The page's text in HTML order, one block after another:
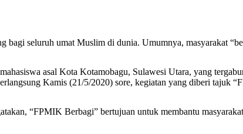
bagi seluruh umat Muslim di dunia. Umumnya, masyarakat
asal Kota Kotamobagu, Sulawesi Utara, yang
Kamis (21/5/2020) sore, kegiatan yang diberi tajuk
“FPMIK Berbagi” bertujuan untuk membantu